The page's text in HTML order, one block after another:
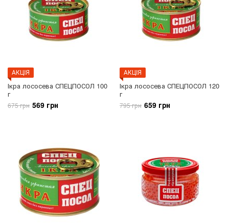
АКЦIЯ
Ікра лососева СПЕЦПОСОЛ 100
г
675 грн 569 грн
АКЦIЯ
Ікра лососева СПЕЦПОСОЛ 120
г
795 грн 659 грн